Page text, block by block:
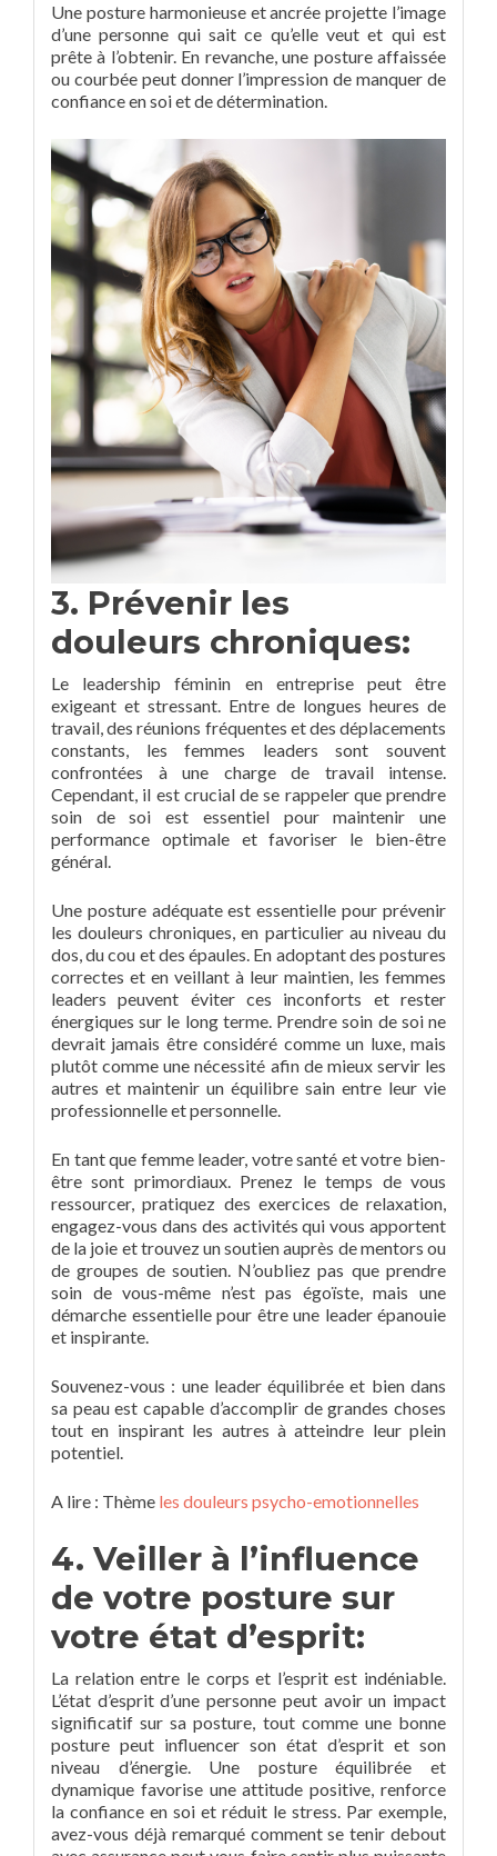
Une posture harmonieuse et ancrée projette l’image
d’une personne qui sait ce qu’elle veut et qui est
prête à l’obtenir. En revanche, une posture affaissée
ou courbée peut donner l’impression de manquer de
confiance en soi et de détermination.
3. Prévenir les
douleurs chroniques:
Le leadership féminin en entreprise peut être
exigeant et stressant. Entre de longues heures de
travail, des réunions fréquentes et des déplacements
constants, les femmes leaders sont souvent
confrontées à une charge de travail intense.
Cependant, il est crucial de se rappeler que prendre
soin de soi est essentiel pour maintenir une
performance optimale et favoriser le bien-être
général.
Une posture adéquate est essentielle pour prévenir
les douleurs chroniques, en particulier au niveau du
dos, du cou et des épaules. En adoptant des postures
correctes et en veillant à leur maintien, les femmes
leaders peuvent éviter ces inconforts et rester
énergiques sur le long terme. Prendre soin de soi ne
devrait jamais être considéré comme un luxe, mais
plutôt comme une nécessité afin de mieux servir les
autres et maintenir un équilibre sain entre leur vie
professionnelle et personnelle.
En tant que femme leader, votre santé et votre bien-
être sont primordiaux. Prenez le temps de vous
ressourcer, pratiquez des exercices de relaxation,
engagez-vous dans des activités qui vous apportent
de la joie et trouvez un soutien auprès de mentors ou
de groupes de soutien. N’oubliez pas que prendre
soin de vous-même n’est pas égoïste, mais une
démarche essentielle pour être une leader épanouie
et inspirante.
Souvenez-vous : une leader équilibrée et bien dans
sa peau est capable d’accomplir de grandes choses
tout en inspirant les autres à atteindre leur plein
potentiel.
A lire : Thème les douleurs psycho-emotionnelles
4. Veiller à l’influence
de votre posture sur
votre état d’esprit:
La relation entre le corps et l’esprit est indéniable.
L’état d’esprit d’une personne peut avoir un impact
significatif sur sa posture, tout comme une bonne
posture peut influencer son état d’esprit et son
niveau d’énergie. Une posture équilibrée et
dynamique favorise une attitude positive, renforce
la confiance en soi et réduit le stress. Par exemple,
avez-vous déjà remarqué comment se tenir debout